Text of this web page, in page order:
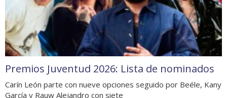
Premios Juventud 2026: Lista de nominados
Carín León parte con nueve opciones seguido por Beéle, Kany
García y Rauw Alejandro con siete